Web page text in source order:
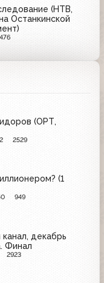
(НТВ,
Останкинской
(ОРТ,
2529
(1
949
декабрь
Финал
2923